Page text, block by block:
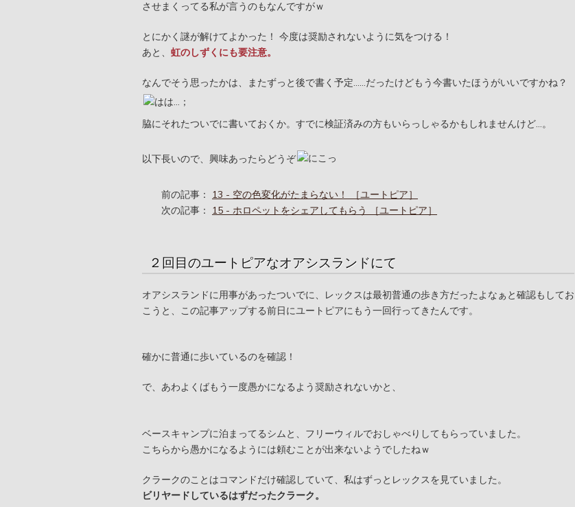
させまくってる私が言うのもなんですがｗ
とにかく謎が解けてよかった！ 今度は奨励されないように気をつける！
あと、 虹のしずくにも要注意。
なんでそう思ったかは、またずっと後で書く予定……だったけどもう今書いたほうがいいですかね？
脇にそれたついでに書いておくか。すでに検証済みの方もいらっしゃるかもしれませんけど…。
以下長いので、興味あったらどうぞ
前の記事： 13 - 空の色変化がたまらない！ ［ユートピア］
次の記事： 15 - ホロペットをシェアしてもらう ［ユートピア］
２回目のユートピアなオアシスランドにて
オアシスランドに用事があったついでに、レックスは最初普通の歩き方だったよなぁと確認もしてお
こうと、この記事アップする前日にユートピアにもう一回行ってきたんです。
確かに普通に歩いているのを確認！
で、あわよくばもう一度愚かになるよう奨励されないかと、
ベースキャンプに泊まってるシムと、フリーウィルでおしゃべりしてもらっていました。
こちらから愚かになるようには頼むことが出来ないようでしたねｗ
クラークのことはコマンドだけ確認していて、私はずっとレックスを見ていました。
ビリヤードしているはずだったクラーク。